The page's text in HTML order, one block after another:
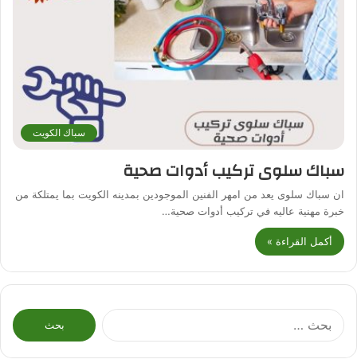
سباك الكويت
سباك سلوى تركيب أدوات صحية
ان سباك سلوى يعد من امهر الفنين الموجودين بمدينه الكويت بما يمتلكة من
خبرة مهنية عاليه في تركيب أدوات صحية…
أكمل القراءة »
البحث
عن: